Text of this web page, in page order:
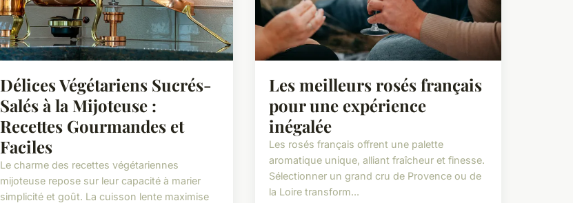
Délices Végétariens Sucrés-
Salés à la Mijoteuse :
Recettes Gourmandes et
Faciles
Le charme des recettes végétariennes
mijoteuse repose sur leur capacité à marier
simplicité et goût. La cuisson lente maximise
Les meilleurs rosés français
pour une expérience
inégalée
Les rosés français offrent une palette
aromatique unique, alliant fraîcheur et finesse.
Sélectionner un grand cru de Provence ou de
la Loire transform...